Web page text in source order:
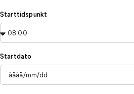
Starttidspunkt
Startdato